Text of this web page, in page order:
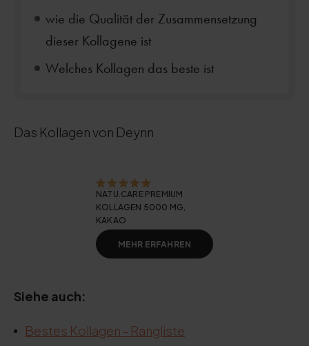
wie die Qualität der Zusammensetzung
dieser Kollagene ist
Welches Kollagen das beste ist
Das Kollagen von Deynn
NATU.CARE PREMIUM
KOLLAGEN 5000 MG,
KAKAO
MEHR ERFAHREN
Siehe auch:
Bestes Kollagen - Rangliste